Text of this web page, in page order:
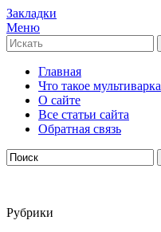
Закладки
Меню
Главная
Что такое мультиварка
О сайте
Все статьи сайта
Обратная связь
Рубрики